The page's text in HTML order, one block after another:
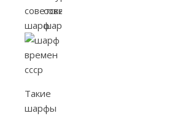
Такие
шарфы